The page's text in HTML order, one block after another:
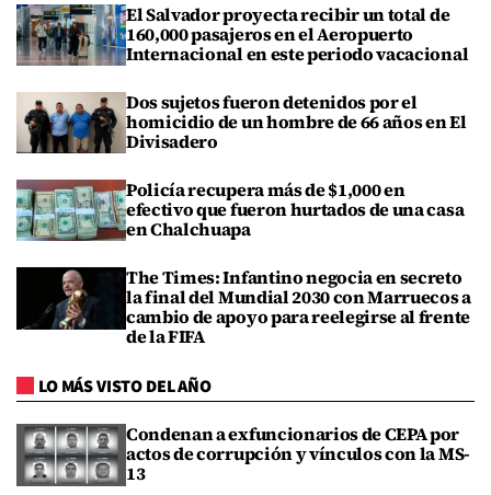
El Salvador proyecta recibir un total de
160,000 pasajeros en el Aeropuerto
Internacional en este periodo vacacional
Dos sujetos fueron detenidos por el
homicidio de un hombre de 66 años en El
Divisadero
Policía recupera más de $1,000 en
efectivo que fueron hurtados de una casa
en Chalchuapa
The Times: Infantino negocia en secreto
la final del Mundial 2030 con Marruecos a
cambio de apoyo para reelegirse al frente
de la FIFA
LO MÁS VISTO DEL AÑO
Condenan a exfuncionarios de CEPA por
actos de corrupción y vínculos con la MS-
13